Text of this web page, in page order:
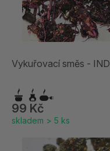
Vykuřovací směs -
99 Kč
skladem > 5 ks